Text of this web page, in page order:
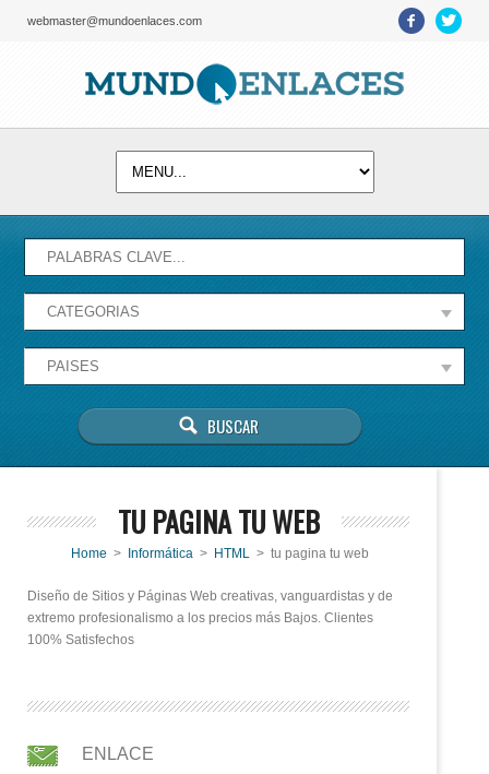
webmaster@mundoenlaces.com
TU PAGINA TU WEB
Home > Informática > HTML > tu pagina tu web
Diseño de Sitios y Páginas Web creativas, vanguardistas y de
extremo profesionalismo a los precios más Bajos. Clientes
100% Satisfechos
ENLACE